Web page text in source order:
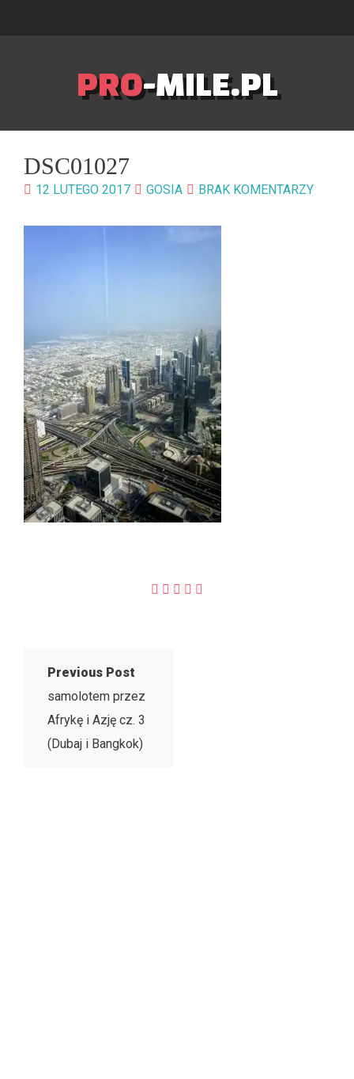
PRO-MILE.PL
DSC01027
12 LUTEGO 2017 GOSIA BRAK KOMENTARZY
Previous Post
samolotem przez
Afrykę i Azję cz. 3
(Dubaj i Bangkok)